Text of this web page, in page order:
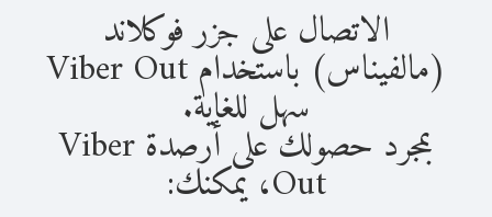
الاتصال على جزر فوكلاند
(مالفيناس) باستخدام Viber Out
سهل للغاية.
بمجرد حصولك على أرصدة Viber
Out، يمكنك: